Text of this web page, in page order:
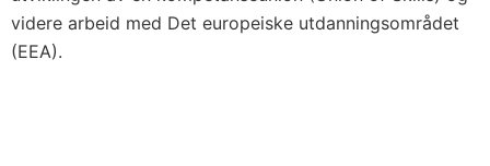
videre arbeid med Det europeiske utdanningsområdet
(EEA).